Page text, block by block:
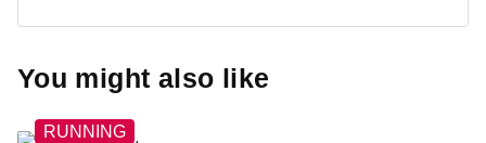
You might also like
RUNNING